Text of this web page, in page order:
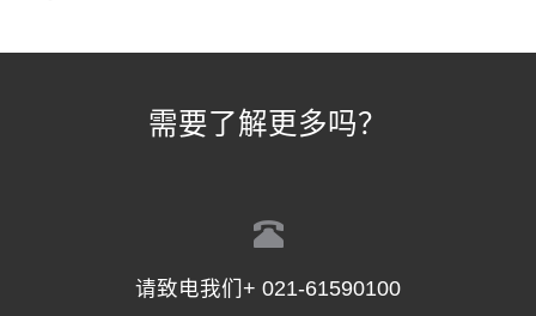
需要了解更多吗？
请致电我们+ 021-61590100